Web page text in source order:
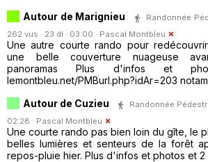
Autour de Marignieu
Randonnée
262 vus · 23 dl · 03:00 · Pascal Montbleu
Une autre courte rando pour
une belle couverture nuageuse
panoramas Plus d'infos et
lemontbleu.net/PMBurl.php?idAr=203
Autour de Cuzieu
Randonnée
02:28 · Pascal Montbleu
Une courte rando pas bien loin du gîte, le
belles lumières et senteurs de la forêt
repos-pluie hier. Plus d'infos et photos et 2